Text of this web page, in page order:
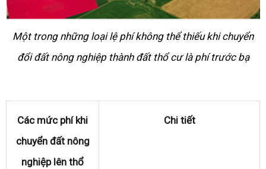
Một trong những loại lệ phí không thể thiếu khi chuyển
đổi đất nông nghiệp thành đất thổ cư là phí trước bạ
Các mức phí khi
chuyển đất nông
nghiệp lên thổ
Chi tiết